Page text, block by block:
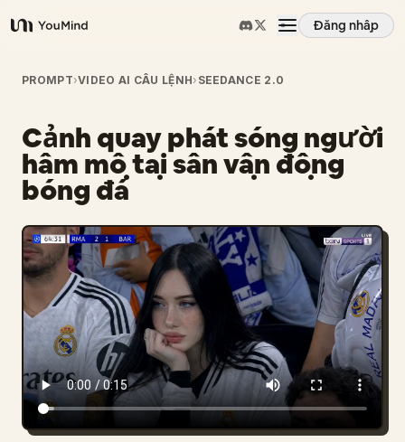
YouMind
Đăng nhập
Tổng quan
Các trường hợp sử dụng
Kỹ năng
Lời nhắc
Giá cả
Tải xuống
Blog
PROMPT›VIDEO AI CÂU LỆNH› SEEDANCE 2.0
Cảnh quay phát sóng người
hâm mộ tại sân vận động
bóng đá